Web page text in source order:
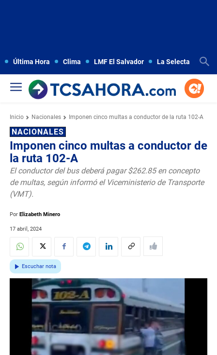
Última Hora Clima LMF El Salvador La Selecta
Inicio Nacionales Imponen cinco multas a conductor de la ruta 102-A
NACIONALES
Imponen cinco multas a conductor de
la ruta 102-A
El conductor del bus deberá pagar $262.85 en concepto
de multas, según informó el Viceministerio de Transporte
(VMT).
Por Elizabeth Minero
17 abril, 2024
Escuchar nota